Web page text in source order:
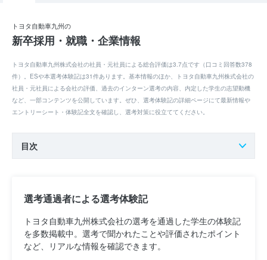
トヨタ自動車九州の
新卒採用・就職・企業情報
トヨタ自動車九州株式会社の社員・元社員による総合評価は3.7点です（口コミ回答数378
件）。ESや本選考体験記は31件あります。基本情報のほか、トヨタ自動車九州株式会社の
社員・元社員による会社の評価、過去のインターン選考の内容、内定した学生の志望動機
など、一部コンテンツを公開しています。ぜひ、選考体験記の詳細ページにて最新情報や
エントリーシート・体験記全文を確認し、選考対策に役立ててください。
目次
選考通過者による選考体験記
トヨタ自動車九州株式会社の選考を通過した学生の体験記
を多数掲載中。選考で聞かれたことや評価されたポイント
など、リアルな情報を確認できます。